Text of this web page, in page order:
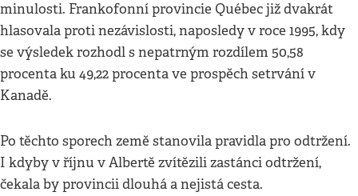
minulosti. Frankofonní provincie Québec již dvakrát
hlasovala proti nezávislosti, naposledy v roce 1995, kdy
se výsledek rozhodl s nepatrným rozdílem 50,58
procenta ku 49,22 procenta ve prospěch setrvání v
Kanadě.
Po těchto sporech země stanovila pravidla pro odtržení.
I kdyby v říjnu v Albertě zvítězili zastánci odtržení,
čekala by provincii dlouhá a nejistá cesta.